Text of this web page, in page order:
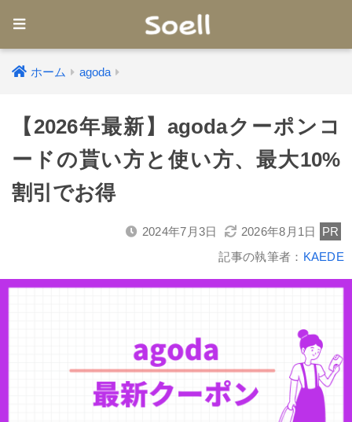
ホーム agoda
【2026年最新】agodaクーポンコ
ードの貰い方と使い方、最大10%
割引でお得
2024年7月3日 2026年8月1日
PR
記事の執筆者： KAEDE